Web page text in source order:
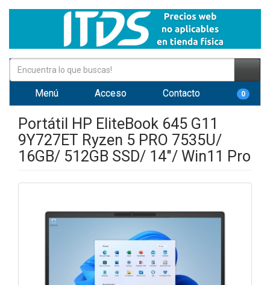
Menú Acceso Contacto 0
Portátil HP EliteBook 645 G11
9Y727ET Ryzen 5 PRO 7535U/
16GB/ 512GB SSD/ 14"/ Win11 Pro